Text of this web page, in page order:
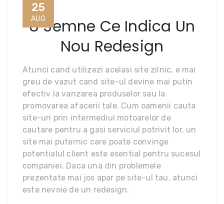
25
AUG
8 Semne Ce Indica Un
Nou Redesign
Atunci cand utilizezi acelasi site zilnic, e mai
greu de vazut cand site-ul devine mai putin
efectiv la vanzarea produselor sau la
promovarea afacerii tale. Cum oamenii cauta
site-uri prin intermediul motoarelor de
cautare pentru a gasi serviciul potrivit lor, un
site mai puternic care poate convinge
potentialul client este esential pentru sucesul
companiei. Daca una din problemele
prezentate mai jos apar pe site-ul tau, atunci
este nevoie de un redesign.